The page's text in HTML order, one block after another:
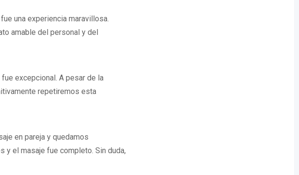
una experiencia maravillosa.
amable del personal y del
excepcional. A pesar de la
repetiremos esta
en pareja y quedamos
y el masaje fue completo. Sin duda,